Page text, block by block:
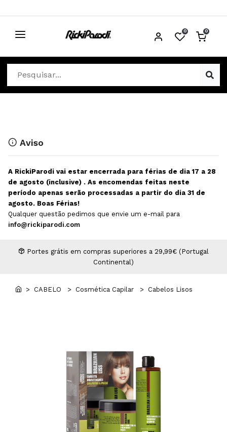
0 0
CABELO
Cosmética Capilar
Equipamentos Elétricos
Escovas e Pente
Extensões
MAN WORLD - Espaço Homem
Professional Wear
Depilação
Descartáveis Estética
Diversos Estética
Equipamentos Depilação
Maquilhagem Profissional
Aviso
A RickiParodi vai estar encerrada para férias de dia 17 a 28
de agosto (inclusive) . As encomendas feitas neste
período apenas serão processadas a partir do dia 31 de
agosto. Boas Férias!
Qualquer questão pedimos que envie um e-mail para
info@rickiparodi.com
Portes grátis em compras superiores a 29,99€ (Portugal
Continental)
> CABELO > Cosmética Capilar > Cabelos Lisos